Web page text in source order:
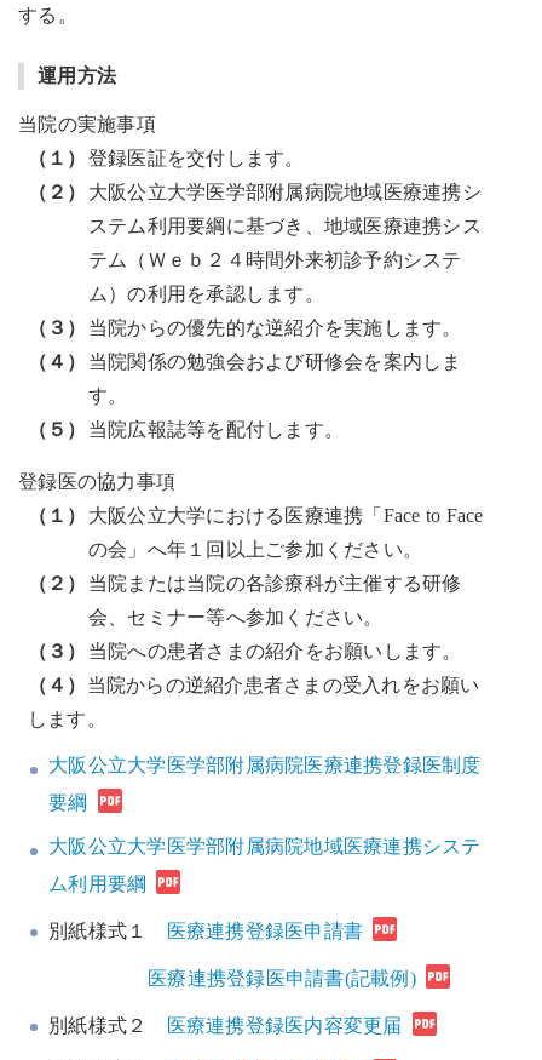
する。
運用方法
当院の実施事項
（１） 登録医証を交付します。
（２）
大阪公立大学医学部附属病院地域医療連携シ
ステム利用要綱に基づき、地域医療連携シス
テム（Ｗｅｂ２４時間外来初診予約システ
ム）の利用を承認します。
（３）
当院からの優先的な逆紹介を実施します。
（４）
当院関係の勉強会および研修会を案内しま
す。
（５）
当院広報誌等を配付します。
登録医の協力事項
（１）
大阪公立大学における医療連携「Face to Face
の会」へ年１回以上ご参加ください。
（２）
当院または当院の各診療科が主催する研修
会、セミナー等へ参加ください。
（３）
当院への患者さまの紹介をお願いします。
（４） 当院からの逆紹介患者さまの受入れをお願い
します。
大阪公立大学医学部附属病院医療連携登録医制度
要綱
大阪公立大学医学部附属病院地域医療連携システ
ム利用要綱
別紙様式１ 医療連携登録医申請書
医療連携登録医申請書(記載例)
別紙様式２ 医療連携登録医内容変更届